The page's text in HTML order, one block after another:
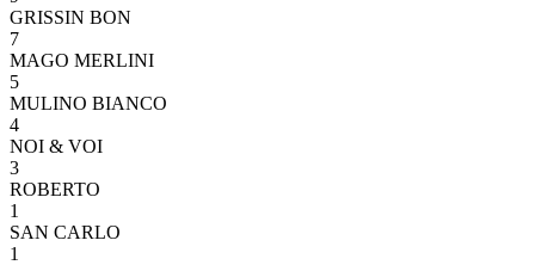
GRISSIN BON
7
MAGO MERLINI
5
MULINO BIANCO
4
NOI & VOI
3
ROBERTO
1
SAN CARLO
1